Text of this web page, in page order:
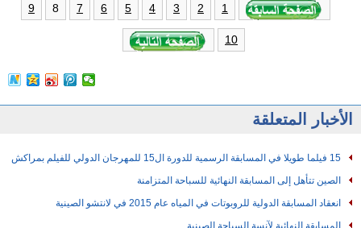
1
2
3
4
5
6
7
8
9
10
الأخبار المتعلقة
15 فيلما طويلا في المسابقة الرسمية للدورة ال15 للمهرجان الدولي للفيلم بمراكش
الصين تتأهل إلى المسابقة النهائية للسباحة المتزامنة
انعقاد المسابقة الدولية للروبوتات في المياه عام 2015 في لانتشو الصينية